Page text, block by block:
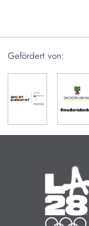
Gefördert von:
Olympische
14.07. -
Zeit bis zum